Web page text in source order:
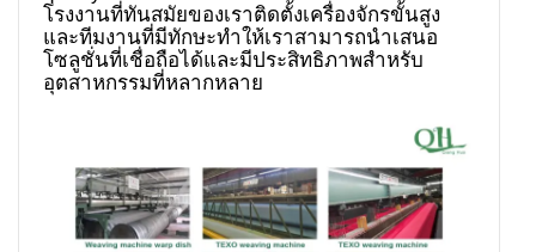
โรงงานที่ทันสมัยของเราติดตั้งเครื่องจักรขั้นสูง
และทีมงานที่มีทักษะทำให้เราสามารถนำเสนอ
โซลูชั่นที่เชื่อถือได้และมีประสิทธิภาพสำหรับ
อุตสาหกรรมที่หลากหลาย